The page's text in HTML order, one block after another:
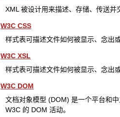
XML 被设计用来描述、存储、传送
W3C CSS
样式表可描述文件如何被显示、念出
W3C XSL
样式表可描述文件如何被显示、念出
W3C DOM
文档对象模型 (DOM) 是一个平台和
W3C 的 DOM 活动。